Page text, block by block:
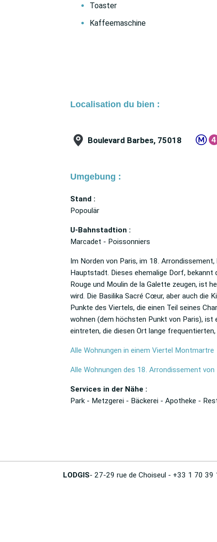
Toaster
Kaffeemaschine
Localisation du bien :
Boulevard Barbes, 75018
Umgebung :
Stand :
Popoulär
U-Bahnstadtion :
Marcadet - Poissonniers
Im Norden von Paris, im 18.
Hauptstadt. Dieses ehemalige Dorf, bekannt
Rouge und Moulin de la Galette zeugen, ist
wird. Die Basilika Sacré Cœur, aber auch die
Punkte des Viertels, die einen Teil seines
wohnen (dem höchsten Punkt von Paris), ist
eintreten, die diesen Ort lange
Alle Wohnungen in einem Viertel Montmartre
Alle Wohnungen des 18. Arrondissement von
Services in der Nähe :
Park - Metzgerei - Bäckerei - Apotheke -
LODGIS- 27-29 rue de Choiseul - +33 1 70 39